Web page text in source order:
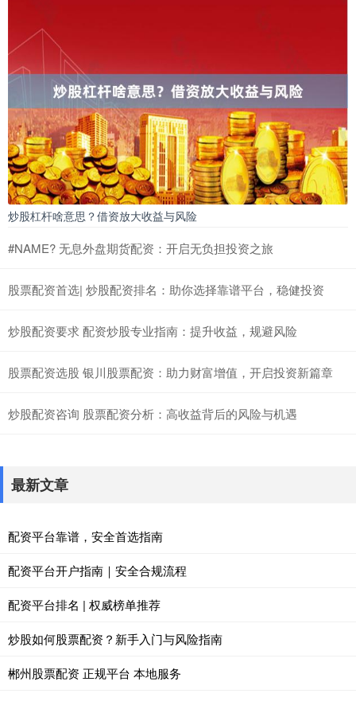
炒股杠杆啥意思？借资放大收益与风险
#NAME? 无息外盘期货配资：开启无负担投资之旅
股票配资首选| 炒股配资排名：助你选择靠谱平台，稳健投资
炒股配资要求 配资炒股专业指南：提升收益，规避风险
股票配资选股 银川股票配资：助力财富增值，开启投资新篇章
炒股配资咨询 股票配资分析：高收益背后的风险与机遇
最新文章
配资平台靠谱，安全首选指南
配资平台开户指南｜安全合规流程
配资平台排名 | 权威榜单推荐
炒股如何股票配资？新手入门与风险指南
郴州股票配资 正规平台 本地服务